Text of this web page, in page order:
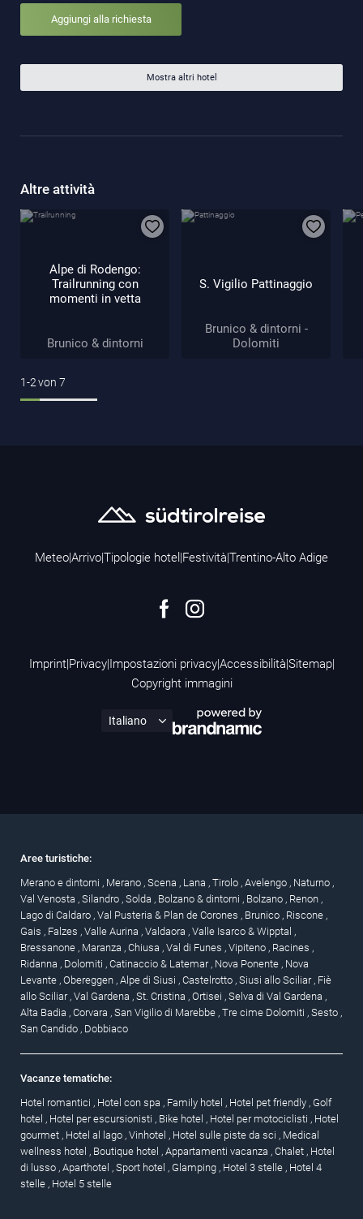
Aggiungi alla richiesta
Mostra altri hotel
Altre attività
Alpe di Rodengo:
Trailrunning con
momenti in vetta
Brunico & dintorni
S. Vigilio Pattinaggio
Brunico & dintorni -
Dolomiti
1-2von 7
Meteo|Arrivo|Tipologie hotel |Festività|Trentino-Alto Adige
Imprint|Privacy|Impostazioni privacy|Accessibilità|Sitemap|
Copyright immagini
Aree turistiche:
Merano e dintorni , Merano , Scena , Lana , Tirolo , Avelengo , Naturno ,
Val Venosta , Silandro , Solda , Bolzano & dintorni , Bolzano , Renon ,
Lago di Caldaro , Val Pusteria & Plan de Corones , Brunico , Riscone ,
Gais , Falzes , Valle Aurina , Valdaora , Valle Isarco & Wipptal ,
Bressanone , Maranza , Chiusa , Val di Funes , Vipiteno , Racines ,
Ridanna , Dolomiti , Catinaccio & Latemar , Nova Ponente , Nova
Levante , Obereggen , Alpe di Siusi , Castelrotto , Siusi allo Sciliar , Fiè
allo Sciliar , Val Gardena , St. Cristina , Ortisei , Selva di Val Gardena ,
Alta Badia , Corvara , San Vigilio di Marebbe , Tre cime Dolomiti , Sesto ,
San Candido , Dobbiaco
Vacanze tematiche:
Hotel romantici , Hotel con spa , Family hotel , Hotel pet friendly , Golf
hotel , Hotel per escursionisti , Bike hotel , Hotel per motociclisti , Hotel
gourmet , Hotel al lago , Vinhotel , Hotel sulle piste da sci , Medical
wellness hotel , Boutique hotel , Appartamenti vacanza , Chalet , Hotel
di lusso , Aparthotel , Sport hotel , Glamping , Hotel 3 stelle , Hotel 4
stelle , Hotel 5 stelle